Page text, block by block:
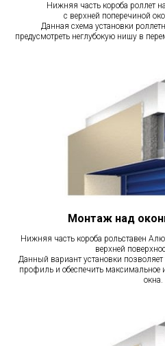
Нижняя часть короба роллет
с верхней поперечиной
Данная схема установки
предусмотреть неглубокую нишу в
Монтаж над
Нижняя часть короба рольставен
верхней
Данный вариант установки
профиль и обеспечить максимальное
окна.